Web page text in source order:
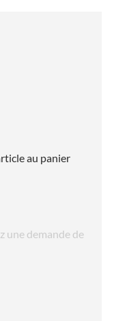
au panier
une demande de